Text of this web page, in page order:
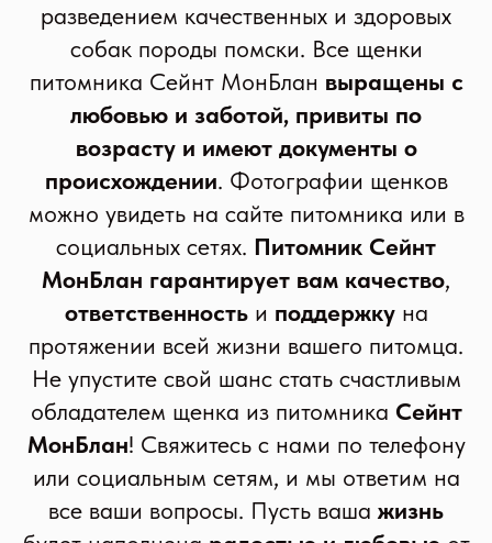
разведением качественных и здоровых
собак породы помски. Все щенки
питомника Сейнт МонБлан выращены с
любовью и заботой, привиты по
возрасту и имеют документы о
происхождении. Фотографии щенков
можно увидеть на сайте питомника или в
социальных сетях. Питомник Сейнт
МонБлан гарантирует вам качество,
ответственностьи поддержкуна
протяжении всей жизни вашего питомца.
Не упустите свой шанс стать счастливым
обладателем щенка из питомника Сейнт
МонБлан! Свяжитесь с нами по телефону
или социальным сетям, и мы ответим на
все ваши вопросы. Пусть ваша жизнь